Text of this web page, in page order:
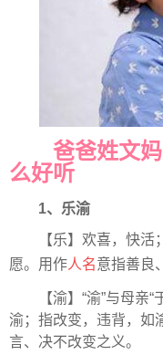
爸爸姓文
么好听
1、乐渝
【乐】欢喜，快
愿。用作人名意指善良
【渝】“渝”与母亲
渝；指改变，违背，如
言、决不改变之义。